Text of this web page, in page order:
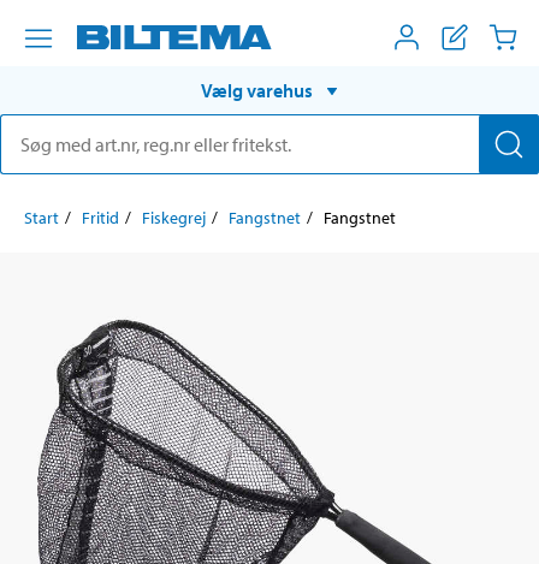
Vælg varehus
Start Fritid Fiskegrej Fangstnet Fangstnet